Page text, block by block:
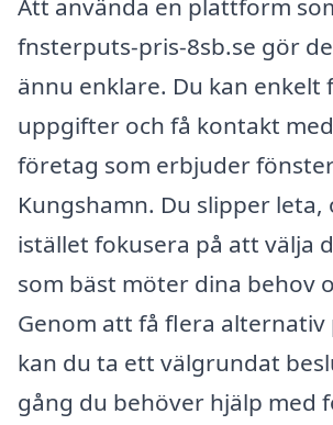
Att använda en plattform
fnsterputs-pris-8sb.se gör
ännu enklare. Du kan enkelt
uppgifter och få kontakt
företag som erbjuder
Kungshamn. Du slipper leta,
istället fokusera på att välja
som bäst möter dina behov
Genom att få flera
kan du ta ett välgrundat
gång du behöver hjälp med